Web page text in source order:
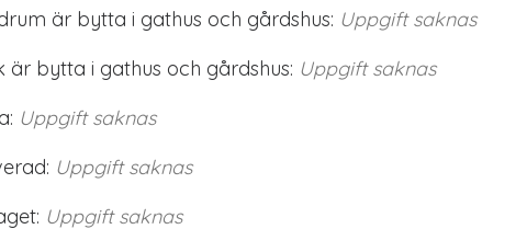
är bytta i gathus och gårdshus: Uppgift saknas
är bytta i gathus och gårdshus: Uppgift saknas
Uppgift saknas
Uppgift saknas
Uppgift saknas